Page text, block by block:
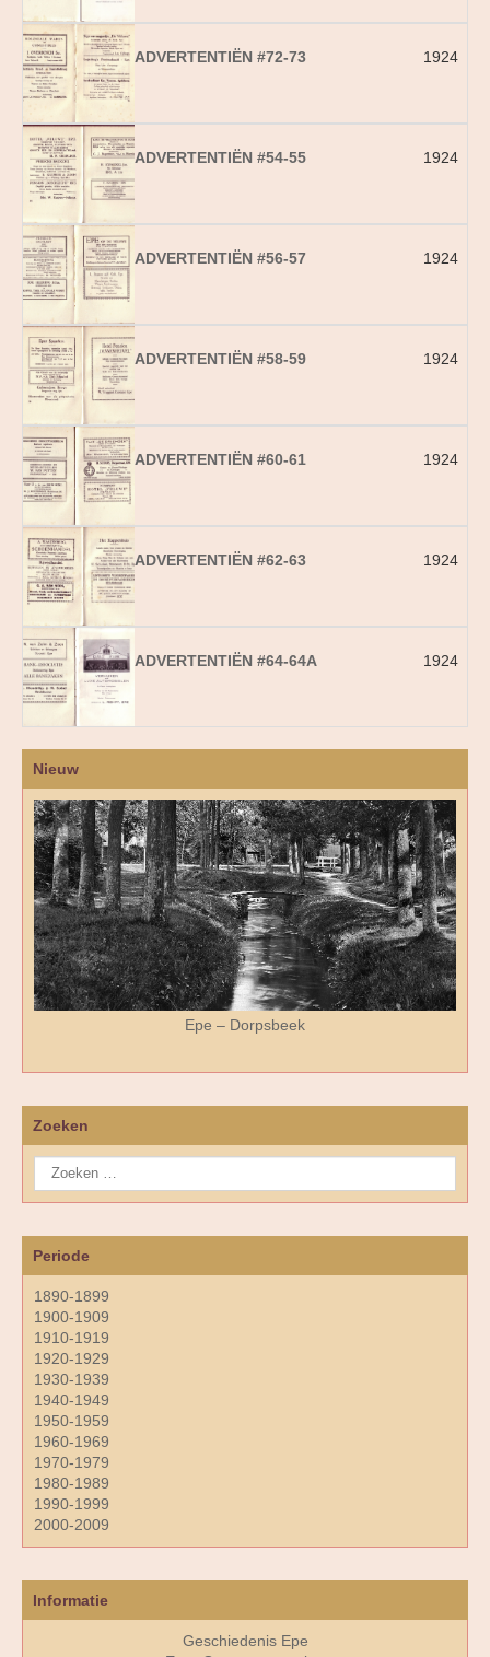
ADVERTENTIËN #72-73 1924
ADVERTENTIËN #54-55 1924
ADVERTENTIËN #56-57 1924
ADVERTENTIËN #58-59 1924
ADVERTENTIËN #60-61 1924
ADVERTENTIËN #62-63 1924
ADVERTENTIËN #64-64A 1924
Nieuw
Epe – Dorpsbeek
Zoeken
Periode
1890-1899
1900-1909
1910-1919
1920-1929
1930-1939
1940-1949
1950-1959
1960-1969
1970-1979
1980-1989
1990-1999
2000-2009
Informatie
Geschiedenis Epe